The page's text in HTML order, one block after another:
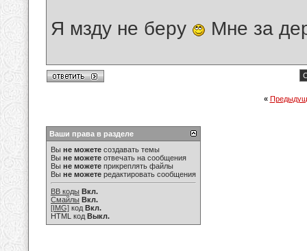
Я мзду не беру Мне за
«
Ваши права в разделе
Вы не можете создавать темы
Вы не можете отвечать на сообщения
Вы не можете прикреплять файлы
Вы не можете редактировать сообщения
BB коды Вкл.
Смайлы Вкл.
[IMG] код Вкл.
HTML код Выкл.